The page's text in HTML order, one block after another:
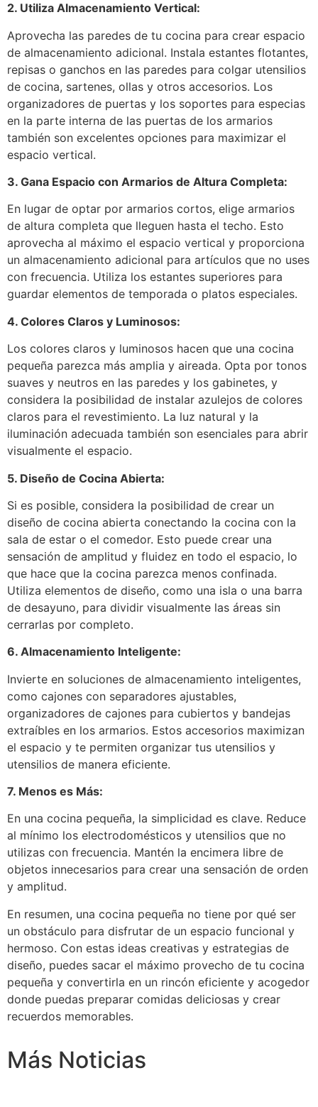
2. Utiliza Almacenamiento Vertical:
Aprovecha las paredes de tu cocina para crear espacio
de almacenamiento adicional. Instala estantes flotantes,
repisas o ganchos en las paredes para colgar utensilios
de cocina, sartenes, ollas y otros accesorios. Los
organizadores de puertas y los soportes para especias
en la parte interna de las puertas de los armarios
también son excelentes opciones para maximizar el
espacio vertical.
3. Gana Espacio con Armarios de Altura Completa:
En lugar de optar por armarios cortos, elige armarios
de altura completa que lleguen hasta el techo. Esto
aprovecha al máximo el espacio vertical y proporciona
un almacenamiento adicional para artículos que no uses
con frecuencia. Utiliza los estantes superiores para
guardar elementos de temporada o platos especiales.
4. Colores Claros y Luminosos:
Los colores claros y luminosos hacen que una cocina
pequeña parezca más amplia y aireada. Opta por tonos
suaves y neutros en las paredes y los gabinetes, y
considera la posibilidad de instalar azulejos de colores
claros para el revestimiento. La luz natural y la
iluminación adecuada también son esenciales para abrir
visualmente el espacio.
5. Diseño de Cocina Abierta:
Si es posible, considera la posibilidad de crear un
diseño de cocina abierta conectando la cocina con la
sala de estar o el comedor. Esto puede crear una
sensación de amplitud y fluidez en todo el espacio, lo
que hace que la cocina parezca menos confinada.
Utiliza elementos de diseño, como una isla o una barra
de desayuno, para dividir visualmente las áreas sin
cerrarlas por completo.
6. Almacenamiento Inteligente:
Invierte en soluciones de almacenamiento inteligentes,
como cajones con separadores ajustables,
organizadores de cajones para cubiertos y bandejas
extraíbles en los armarios. Estos accesorios maximizan
el espacio y te permiten organizar tus utensilios y
utensilios de manera eficiente.
7. Menos es Más:
En una cocina pequeña, la simplicidad es clave. Reduce
al mínimo los electrodomésticos y utensilios que no
utilizas con frecuencia. Mantén la encimera libre de
objetos innecesarios para crear una sensación de orden
y amplitud.
En resumen, una cocina pequeña no tiene por qué ser
un obstáculo para disfrutar de un espacio funcional y
hermoso. Con estas ideas creativas y estrategias de
diseño, puedes sacar el máximo provecho de tu cocina
pequeña y convertirla en un rincón eficiente y acogedor
donde puedas preparar comidas deliciosas y crear
recuerdos memorables.
Más Noticias